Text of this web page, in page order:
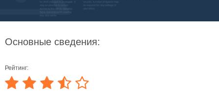
Основные сведения:
Рейтинг: